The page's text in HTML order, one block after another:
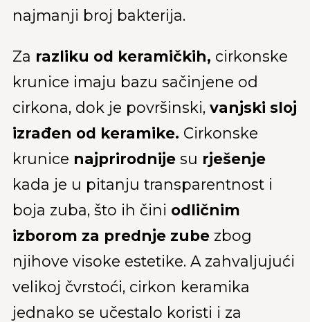
najmanji broj bakterija.
Za razliku od keramičkih, cirkonske
krunice imaju bazu sačinjene od
cirkona, dok je površinski,vanjski sloj
izrađen od keramike. Cirkonske
krunice najprirodnijesu rješenje
kada je u pitanju transparentnost i
boja zuba, što ih čini odličnim
izborom za prednje zubezbog
njihove visoke estetike. A zahvaljujući
velikoj čvrstoći, cirkon keramika
jednako se učestalo koristi i za